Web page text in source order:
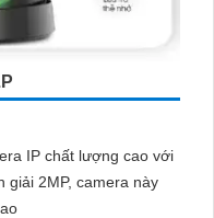
IP chất lượng cao với